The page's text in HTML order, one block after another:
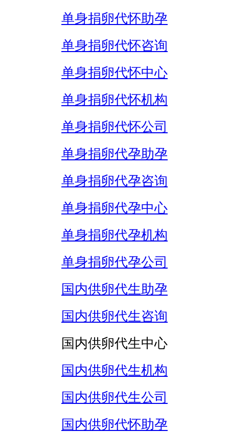
单身捐卵代怀助孕
单身捐卵代怀咨询
单身捐卵代怀中心
单身捐卵代怀机构
单身捐卵代怀公司
单身捐卵代孕助孕
单身捐卵代孕咨询
单身捐卵代孕中心
单身捐卵代孕机构
单身捐卵代孕公司
国内供卵代生助孕
国内供卵代生咨询
国内供卵代生中心
国内供卵代生机构
国内供卵代生公司
国内供卵代怀助孕